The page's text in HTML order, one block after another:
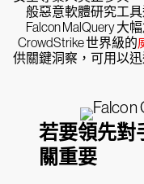
般惡意軟體研究工
Falcon MalQuery 大
CrowdStrike 世界級的
供關鍵洞察，可用以
若要領先對
關重要